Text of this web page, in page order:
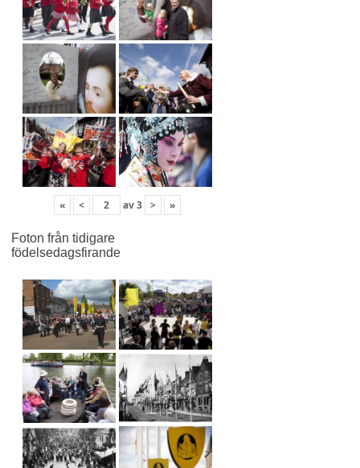
« < av3 > »
Foton från tidigare
födelsedagsfirande